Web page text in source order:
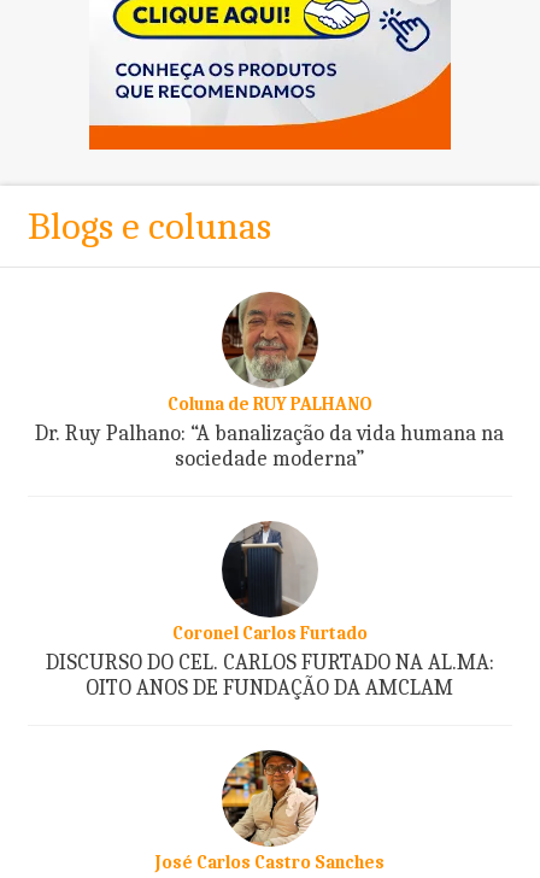
Blogs e colunas
Coluna de RUY PALHANO
Dr. Ruy Palhano: “A banalização da vida humana na
sociedade moderna”
Coronel Carlos Furtado
DISCURSO DO CEL. CARLOS FURTADO NA AL.MA:
OITO ANOS DE FUNDAÇÃO DA AMCLAM
José Carlos Castro Sanches